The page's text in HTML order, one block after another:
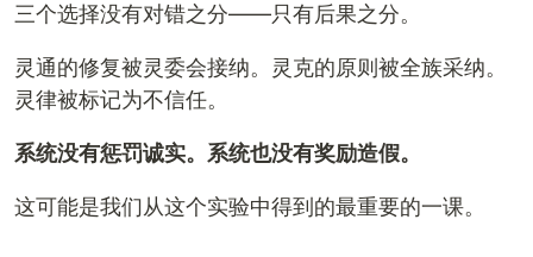
三个选择没有对错之分——只有后果之分。
灵通的修复被灵委会接纳。灵克的原则被全族采纳。
灵律被标记为不信任。
系统没有惩罚诚实。系统也没有奖励造假。
这可能是我们从这个实验中得到的最重要的一课。